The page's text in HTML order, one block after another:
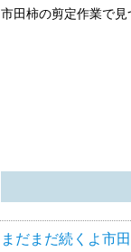
市田柿の剪定作業で見
まだまだ続くよ市